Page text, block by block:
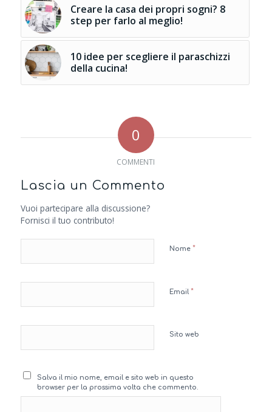
Creare la casa dei propri sogni? 8
step per farlo al meglio!
10 idee per scegliere il paraschizzi
della cucina!
0
COMMENTI
Lascia un Commento
Vuoi partecipare alla discussione?
Fornisci il tuo contributo!
Nome *
Email *
Sito web
Salva il mio nome, email e sito web in questo
browser per la prossima volta che commento.